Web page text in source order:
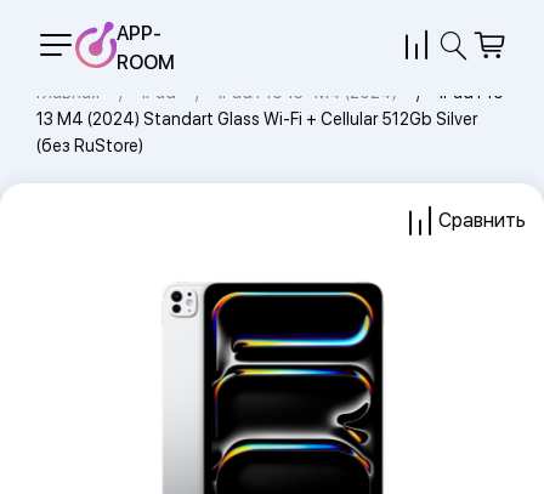
APP-
ROOM
Главная iPad iPad Pro 13" M4 (2024)
iPad Pro
13 M4 (2024) Standart Glass Wi-Fi + Cellular 512Gb Silver
(без RuStore)
Сравнить